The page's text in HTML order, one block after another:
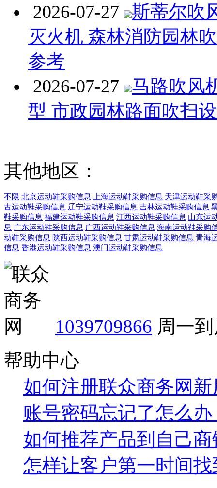
2026-07-27
斯蒂尔吹
灭火机 森林消防园林
参考
2026-07-27
马路吹风
型 市政园林路面吹扫
其他地区：
不限 北京运动鞋采购信息 上海运动鞋采购信息 天津运动鞋采
古运动鞋采购信息 辽宁运动鞋采购信息 吉林运动鞋采购信息
鞋采购信息 福建运动鞋采购信息 江西运动鞋采购信息 山东运
息 广东运动鞋采购信息 广西运动鞋采购信息 海南运动鞋采购
动鞋采购信息 陕西运动鞋采购信息 甘肃运动鞋采购信息 青海
信息 香港运动鞋采购信息 澳门运动鞋采购信息
1039709866 周一
帮助中心
如何注册联众商务网
账号密码忘记了怎么办
如何推荐产品到自己
怎样让客户第一时间